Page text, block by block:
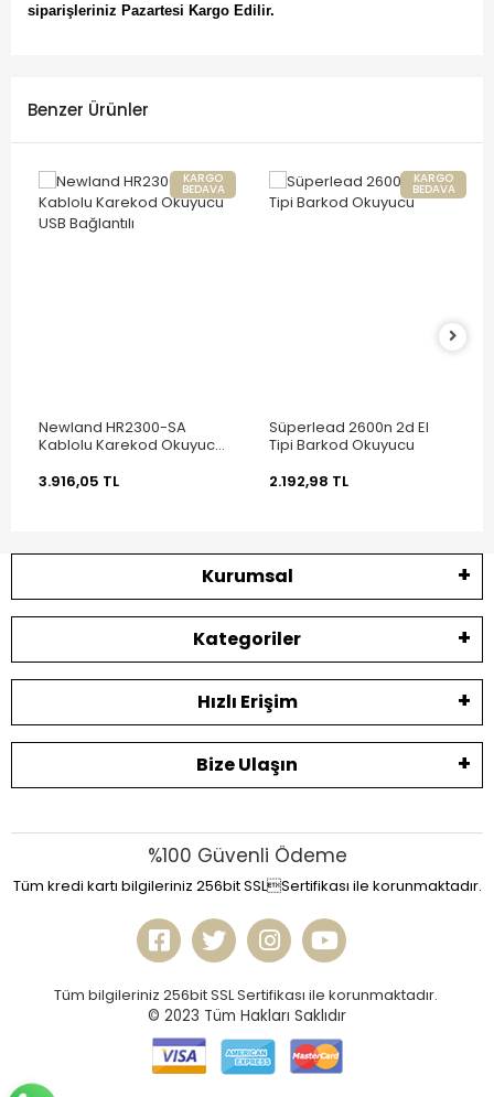
siparişleriniz Pazartesi Kargo Edilir.
Benzer Ürünler
KARGO
BEDAVA
Newland HR2300-SA
Kablolu Karekod Okuyucu
3.916,05 TL
KARGO
BEDAVA
Süperlead 2600n 2d El
Tipi Barkod Okuyucu
2.192,98 TL
Kurumsal
Kategoriler
Hızlı Erişim
Bize Ulaşın
%100 Güvenli Ödeme
Tüm kredi kartı bilgileriniz 256bit SSLSertifikası ile korunmaktadır.
Tüm bilgileriniz 256bit SSL Sertifikası ile korunmaktadır.
© 2023 Tüm Hakları Saklıdır